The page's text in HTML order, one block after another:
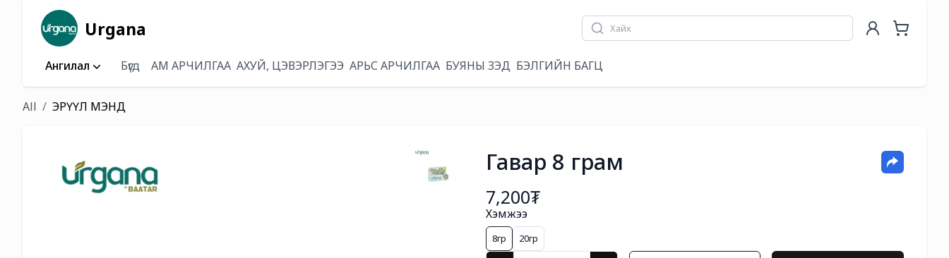
Urgana
Ангилал Бүгд АМ АРЧИЛГАА АХУЙ, ЦЭВЭРЛЭГЭЭ АРЬС АРЧИЛГАА БУЯНЫ ЗЭД БЭЛГИЙН БАГЦ
All ЭРҮҮЛ МЭНД
Гавар 8 грам
7,200₮
Хэмжээ
8гр 20гр